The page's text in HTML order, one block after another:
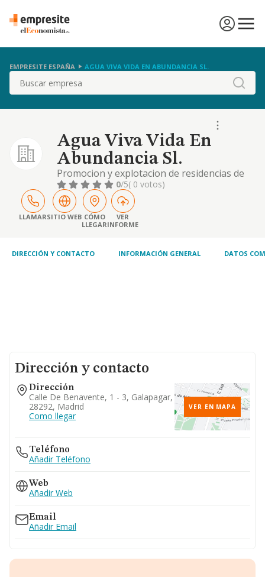
EMPRESITE ESPAÑA AGUA VIVA VIDA EN ABUNDANCIA SL.
Buscar
Agua Viva Vida En
Abundancia Sl.
Promocion y explotacion de residencias de
asistencia
0/5( 0 votos)
LLAMARSITIO WEB CÓMO
LLEGAR
VER
INFORME
DIRECCIÓN Y CONTACTO INFORMACIÓN GENERAL DATOS
Dirección y contacto
Dirección
Calle De Benavente, 1 - 3, Galapagar,
28292, Madrid
Como llegar
VER EN MAPA
Teléfono
Añadir Teléfono
Web
Añadir Web
Email
Añadir Email